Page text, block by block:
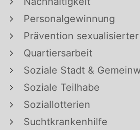
Personalgewinnung
Prävention
Quartiersarbeit
Soziale Stadt &
Soziale Teilhabe
Soziallotterien
Suchtkrankenhilfe